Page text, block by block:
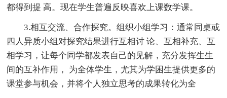
都得到提 高。现在学生普遍反映喜欢上课数学课。
3.相互交流、合作探究。组织小组学习：通常同桌或
四人异质小组对探究结果进行互相讨 论、互相补充、互
相学习，让每个同学都发表自己的见解，充分发挥生生
间的互补作用， 为全体学生，尤其为学困生提供更多的
课堂参与机会，并将个人独立思考的成果转化为全